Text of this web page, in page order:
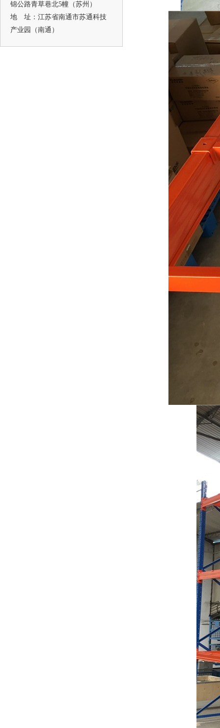
锦公路青草巷北5幢（苏州）
地 址：江苏省南通市苏通科技
产业园（南通）